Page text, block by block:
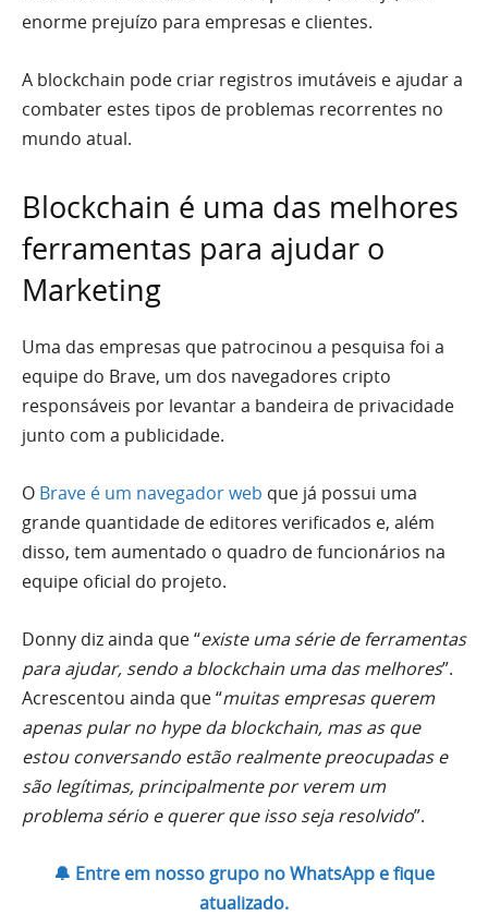
enorme prejuízo para empresas e clientes.
A blockchain pode criar registros imutáveis e ajudar a
combater estes tipos de problemas recorrentes no
mundo atual.
Blockchain é uma das melhores
ferramentas para ajudar o
Marketing
Uma das empresas que patrocinou a pesquisa foi a
equipe do Brave, um dos navegadores cripto
responsáveis por levantar a bandeira de privacidade
junto com a publicidade.
O Brave é um navegador web que já possui uma
grande quantidade de editores verificados e, além
disso, tem aumentado o quadro de funcionários na
equipe oficial do projeto.
Donny diz ainda que “existe uma série de ferramentas
para ajudar, sendo a blockchain uma das melhores”.
Acrescentou ainda que “muitas empresas querem
apenas pular no hype da blockchain, mas as que
estou conversando estão realmente preocupadas e
são legítimas, principalmente por verem um
problema sério e querer que isso seja resolvido”.
🔔 Entre em nosso grupo no WhatsApp e fique
atualizado.